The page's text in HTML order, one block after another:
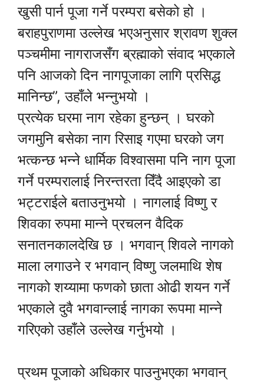
खुसी पार्न पूजा गर्ने परम्परा बसेको हो ।
बराहपुराणमा उल्लेख भएअनुसार श्रावण शुक्ल
पञ्चमीमा नागराजसँग ब्रह्माको संवाद भएकाले
पनि आजको दिन नागपूजाका लागि प्रसिद्ध
मानिन्छ”, उहाँले भन्नुभयो ।
प्रत्येक घरमा नाग रहेका हुन्छन् । घरको
जगमुनि बसेका नाग रिसाइ गएमा घरको जग
भत्कन्छ भन्ने धार्मिक विश्वासमा पनि नाग पूजा
गर्ने परम्परालाई निरन्तरता दिँदै आइएको डा
भट्टराईले बताउनुभयो । नागलाई विष्णु र
शिवका रुपमा मान्ने प्रचलन वैदिक
सनातनकालदेखि छ । भगवान् शिवले नागको
माला लगाउने र भगवान् विष्णु जलमाथि शेष
नागको शय्यामा फणको छाता ओढी शयन गर्ने
भएकाले दुवै भगवान्लाई नागका रूपमा मान्ने
गरिएको उहाँले उल्लेख गर्नुभयो ।
प्रथम पूजाको अधिकार पाउनुभएका भगवान्